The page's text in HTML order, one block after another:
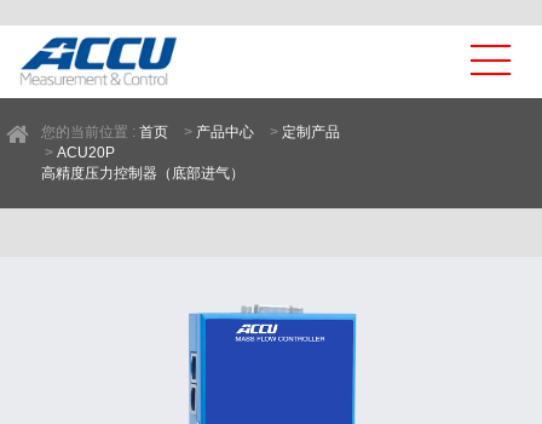
您的当前位置 : 首页 > 产品中心 > 定制产品
> ACU20P
高精度压力控制器（底部进气）